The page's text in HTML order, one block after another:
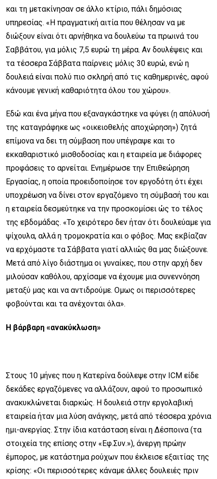
και τη μετακίνησαν σε άλλο κτίριο, πάλι δημόσιας
υπηρεσίας. «Η πραγματική αιτία που θέλησαν να με
διώξουν είναι ότι αρνήθηκα να δουλεύω τα πρωινά του
Σαββάτου, για μόλις 7,5 ευρώ τη μέρα. Αν δουλέψεις και
τα τέσσερα Σάββατα παίρνεις μόλις 30 ευρώ, ενώ η
δουλειά είναι πολύ πιο σκληρή από τις καθημερινές, αφού
κάνουμε γενική καθαριότητα όλου του χώρου».
Εδώ και ένα μήνα που εξαναγκάστηκε να φύγει (η απόλυσή
της καταγράφηκε ως «οικειοθελής αποχώρηση») ζητά
επίμονα να δει τη σύμβαση που υπέγραψε και το
εκκαθαριστικό μισθοδοσίας και η εταιρεία με διάφορες
προφάσεις το αρνείται. Ενημέρωσε την Επιθεώρηση
Εργασίας, η οποία προειδοποίησε τον εργοδότη ότι έχει
υποχρέωση να δίνει στον εργαζόμενο τη σύμβασή του και
η εταιρεία δεσμεύτηκε να την προσκομίσει ώς το τέλος
της εβδομάδας. «Το χειρότερο δεν ήταν ότι δουλεύαμε για
ψίχουλα, αλλά η τρομοκρατία και ο φόβος. Μας εκβίαζαν
να ερχόμαστε τα Σάββατα γιατί αλλιώς θα μας διώξουνε.
Μετά από λίγο διάστημα οι γυναίκες, που στην αρχή δεν
μιλούσαν καθόλου, αρχίσαμε να έχουμε μια συνεννόηση
μεταξύ μας και να αντιδρούμε. Ομως οι περισσότερες
φοβούνται και τα ανέχονται όλα».
Η βάρβαρη «ανακύκλωση»
Στους 10 μήνες που η Κατερίνα δούλεψε στην ICM είδε
δεκάδες εργαζόμενες να αλλάζουν, αφού το προσωπικό
ανακυκλώνεται διαρκώς. Η δουλειά στην εργολαβική
εταιρεία ήταν μια λύση ανάγκης, μετά από τέσσερα χρόνια
ημι-ανεργίας. Στην ίδια κατάσταση είναι η Δέσποινα (τα
στοιχεία της επίσης στην «Εφ.Συν.»), άνεργη πρώην
έμπορος, με κατάστημα ρούχων που έκλεισε εξαιτίας της
κρίσης: «Οι περισσότερες κάναμε άλλες δουλειές πριν